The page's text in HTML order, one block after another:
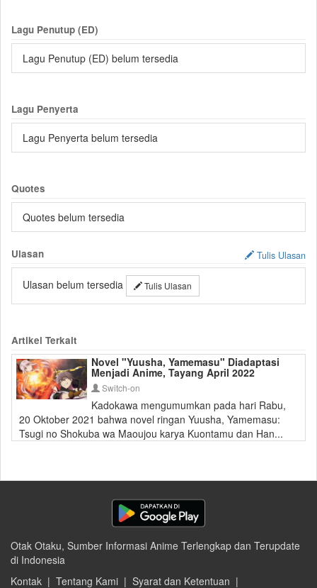
Lagu Penutup (ED)
Lagu Penutup (ED) belum tersedia
Lagu Penyerta
Lagu Penyerta belum tersedia
Quotes
Quotes belum tersedia
Ulasan Tulis Ulasan
Ulasan belum tersedia Tulis Ulasan
Artikel Terkait
Novel "Yuusha, Yamemasu" Diadaptasi
Menjadi Anime, Tayang April 2022
Switch-on
Kadokawa mengumumkan pada hari Rabu,
20 Oktober 2021 bahwa novel ringan Yuusha, Yamemasu:
Tsugi no Shokuba wa Maoujou karya Kuontamu dan Han...
Otak Otaku, Sumber Informasi Anime Terlengkap dan Terupdate
di Indonesia
Kontak | Tentang Kami | Syarat dan Ketentuan |